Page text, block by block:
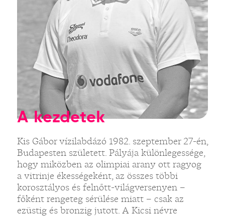
A kezdetek
Kis Gábor vízilabdázó 1982. szeptember 27-én,
Budapesten született. Pályája különlegessége,
hogy miközben az olimpiai arany ott ragyog
a vitrinje ékességeként, az összes többi
korosztályos és felnőtt-világversenyen –
főként rengeteg sérülése miatt – csak az
ezüstig és bronzig jutott. A Kicsi névre